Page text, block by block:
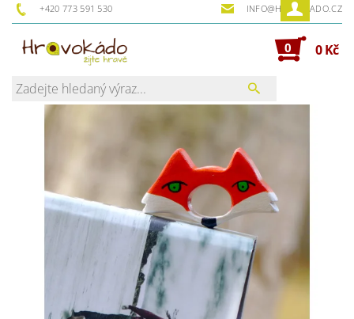
+420 773 591 530 INFO@HRAVOKADO.CZ
0 0 Kč